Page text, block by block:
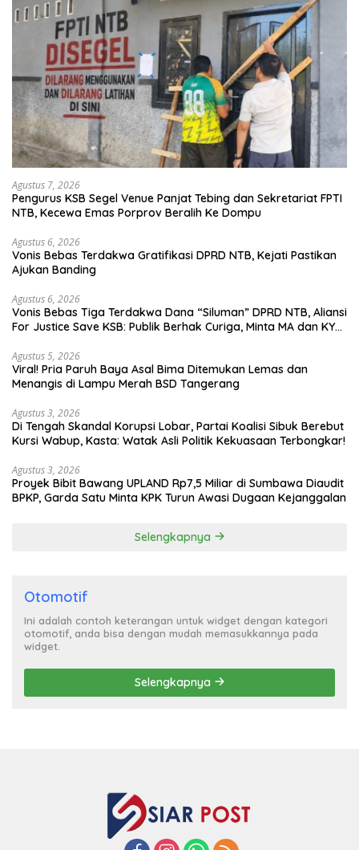
Agustus 7, 2026
Pengurus KSB Segel Venue Panjat Tebing dan Sekretariat FPTI
NTB, Kecewa Emas Porprov Beralih Ke Dompu
Agustus 6, 2026
Vonis Bebas Terdakwa Gratifikasi DPRD NTB, Kejati Pastikan
Ajukan Banding
Agustus 6, 2026
Vonis Bebas Tiga Terdakwa Dana “Siluman” DPRD NTB, Aliansi
For Justice Save KSB: Publik Berhak Curiga, Minta MA dan KY
Agustus 5, 2026
Viral! Pria Paruh Baya Asal Bima Ditemukan Lemas dan
Menangis di Lampu Merah BSD Tangerang
Agustus 3, 2026
Di Tengah Skandal Korupsi Lobar, Partai Koalisi Sibuk Berebut
Kursi Wabup, Kasta: Watak Asli Politik Kekuasaan Terbongkar!
Agustus 3, 2026
Proyek Bibit Bawang UPLAND Rp7,5 Miliar di Sumbawa Diaudit
BPKP, Garda Satu Minta KPK Turun Awasi Dugaan Kejanggalan
Selengkapnya
Otomotif
Ini adalah contoh keterangan untuk widget dengan kategori
otomotif, anda bisa dengan mudah memasukkannya pada
widget.
Selengkapnya